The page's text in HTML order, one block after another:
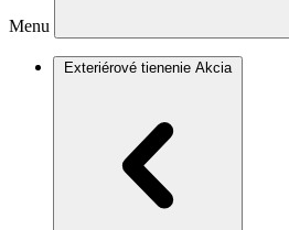
Menu
Exteriérové tienenie Akcia